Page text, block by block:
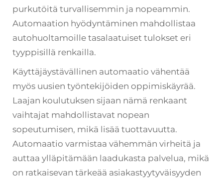
purkutöitä turvallisemmin ja nopeammin.
Automaation hyödyntäminen mahdollistaa
autohuoltamoille tasalaatuiset tulokset eri
tyyppisillä renkailla.
Käyttäjäystävällinen automaatio vähentää
myös uusien työntekijöiden oppimiskäyrää.
Laajan koulutuksen sijaan nämä renkaant
vaihtajat mahdollistavat nopean
sopeutumisen, mikä lisää tuottavuutta.
Automaatio varmistaa vähemmän virheitä ja
auttaa ylläpitämään laadukasta palvelua, mikä
on ratkaisevan tärkeää asiakastyytyväisyyden